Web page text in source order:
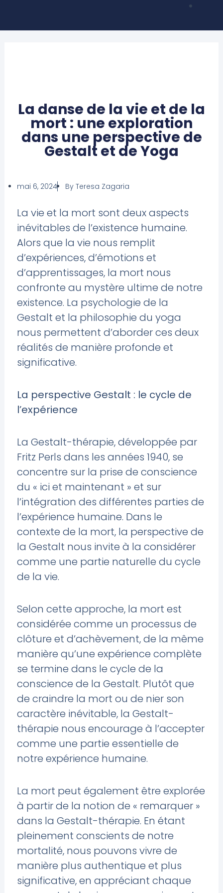
La danse de la vie et de la
mort : une exploration
dans une perspective de
Gestalt et de Yoga
mai 6, 2024 By Teresa Zagaria
La vie et la mort sont deux aspects
inévitables de l’existence humaine.
Alors que la vie nous remplit
d’expériences, d’émotions et
d’apprentissages, la mort nous
confronte au mystère ultime de notre
existence. La psychologie de la
Gestalt et la philosophie du yoga
nous permettent d’aborder ces deux
réalités de manière profonde et
significative.
La perspective Gestalt : le cycle de
l’expérience
La Gestalt-thérapie, développée par
Fritz Perls dans les années 1940, se
concentre sur la prise de conscience
du « ici et maintenant » et sur
l’intégration des différentes parties de
l’expérience humaine. Dans le
contexte de la mort, la perspective de
la Gestalt nous invite à la considérer
comme une partie naturelle du cycle
de la vie.
Selon cette approche, la mort est
considérée comme un processus de
clôture et d’achèvement, de la même
manière qu’une expérience complète
se termine dans le cycle de la
conscience de la Gestalt. Plutôt que
de craindre la mort ou de nier son
caractère inévitable, la Gestalt-
thérapie nous encourage à l’accepter
comme une partie essentielle de
notre expérience humaine.
La mort peut également être explorée
à partir de la notion de « remarquer »
dans la Gestalt-thérapie. En étant
pleinement conscients de notre
mortalité, nous pouvons vivre de
manière plus authentique et plus
significative, en appréciant chaque